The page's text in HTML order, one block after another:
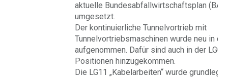
aktuelle Bundesabfallwirtschaftsplan
umgesetzt.
Der kontinuierliche Tunnelvortrieb mit
Tunnelvortriebsmaschinen wurde neu in
aufgenommen. Dafür sind auch in der
Positionen hinzugekommen.
Die LG11 „Kabelarbeiten“ wurde